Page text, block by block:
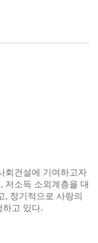
회건설에 기여하고자
저소득 소외계층을 대
, 정기적으로 사랑의
하고 있다.